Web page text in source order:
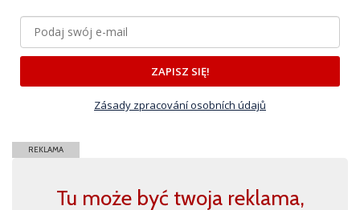
ZAPISZ SIĘ!
Zásady zpracování osobních údajů
REKLAMA
Tu może być twoja reklama,